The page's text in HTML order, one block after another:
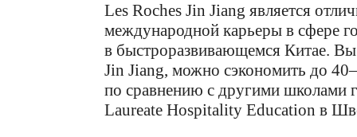
Les Roches Jin Jiang является
международной карьеры в сфере
в быстроразвивающемся Китае.
Jin Jiang, можно сэкономить до
по сравнению с другими школами
Laureate Hospitality Education в